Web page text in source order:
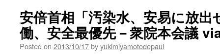
安倍首相「汚染水、安易に放出
働、安全最優先－衆院本会議
Posted on 2013/10/17byyukimiyamotodepaul